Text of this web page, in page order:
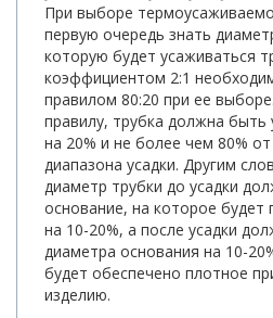
При выборе
первую очередь знать
которую будет усаживаться
коэффициентом 2:1
правилом 80:20 при ее
правилу, трубка должна
на 20% и не более чем 80%
диапазона усадки. Другим
диаметр трубки до усадки
основание, на которое будет
на 10-20%, а после усадки
диаметра основания на 10-
будет обеспечено плотное
изделию.